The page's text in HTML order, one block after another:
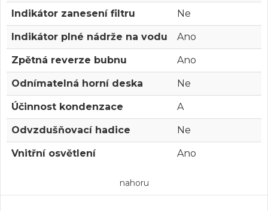
Indikátor zanesení filtru Ne
Indikátor plné nádrže na vodu Ano
Zpětná reverze bubnu Ano
Odnímatelná horní deska Ne
Účinnost kondenzace A
Odvzdušňovací hadice Ne
Vnitřní osvětlení Ano
nahoru